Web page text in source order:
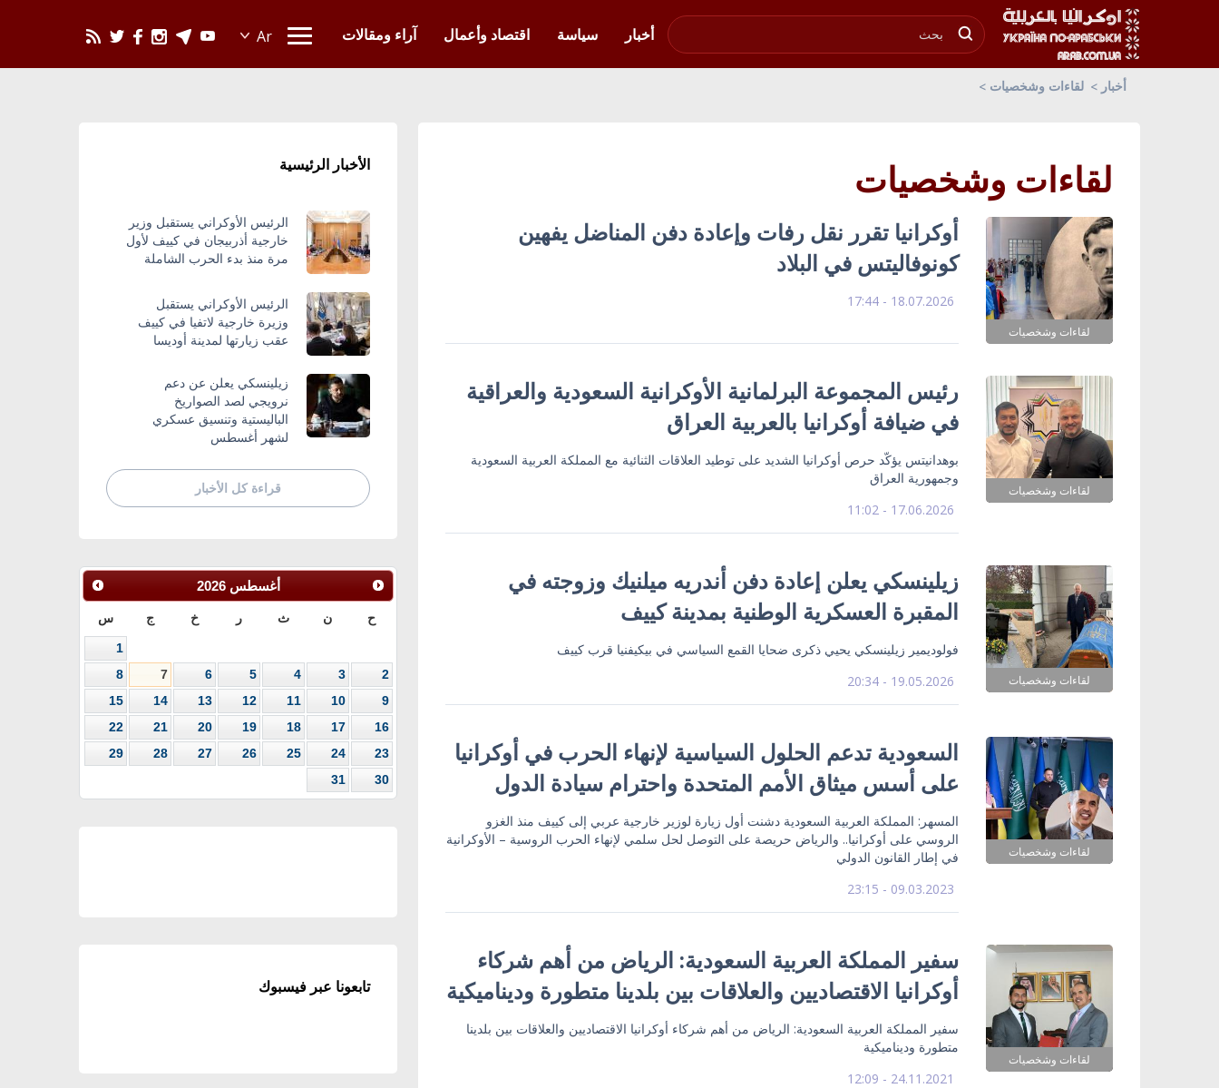
أخبار
سياسة اقتصاد وأعمال آراء ومقالات
أخبار لقاءات وشخصيات
لقاءات وشخصيات
لقاءات وشخصيات
أوكرانيا تقرر نقل رفات وإعادة دفن المناضل يفهين
كونوفاليتس في البلاد
18.07.2026 - 17:44
لقاءات وشخصيات
رئيس المجموعة البرلمانية الأوكرانية السعودية والعراقية
في ضيافة أوكرانيا بالعربية العراق
بوهدانيتس يؤكّد حرص أوكرانيا الشديد على توطيد العلاقات الثنائية مع المملكة العربية السعودية
وجمهورية العراق
17.06.2026 - 11:02
لقاءات وشخصيات
زيلينسكي يعلن إعادة دفن أندريه ميلنيك وزوجته في
المقبرة العسكرية الوطنية بمدينة كييف
فولوديمير زيلينسكي يحيي ذكرى ضحايا القمع السياسي في بيكيفنيا قرب كييف
19.05.2026 - 20:34
لقاءات وشخصيات
السعودية تدعم الحلول السياسية لإنهاء الحرب في أوكرانيا
على أسس ميثاق الأمم المتحدة واحترام سيادة الدول
المسهر: المملكة العربية السعودية دشنت أول زيارة لوزير خارجية عربي إلى كييف منذ الغزو
الروسي على أوكرانيا.. والرياض حريصة على التوصل لحل سلمي لإنهاء الحرب الروسية – الأوكرانية
في إطار القانون الدولي
09.03.2023 - 23:15
لقاءات وشخصيات
سفير المملكة العربية السعودية: الرياض من أهم شركاء
أوكرانيا الاقتصاديين والعلاقات بين بلدينا متطورة وديناميكية
سفير المملكة العربية السعودية: الرياض من أهم شركاء أوكرانيا الاقتصاديين والعلاقات بين بلدينا
متطورة وديناميكية
24.11.2021 - 12:09
الأخبار الرئيسية
الرئيس الأوكراني يستقبل وزير
خارجية أذربيجان في كييف لأول
مرة منذ بدء الحرب الشاملة
الرئيس الأوكراني يستقبل
وزيرة خارجية لاتفيا في كييف
عقب زيارتها لمدينة أوديسا
زيلينسكي يعلن عن دعم
نرويجي لصد الصواريخ
الباليستية وتنسيق عسكري
لشهر أغسطس
قراءة كل الأخبار
أغسطس 2026
ح ن ث ر خ ج س
1
2
3
4
5
6
7
8
9
10
11
12
13
14
15
16
17
18
19
20
21
22
23
24
25
26
27
28
29
30
31
تابعونا عبر فيسبوك